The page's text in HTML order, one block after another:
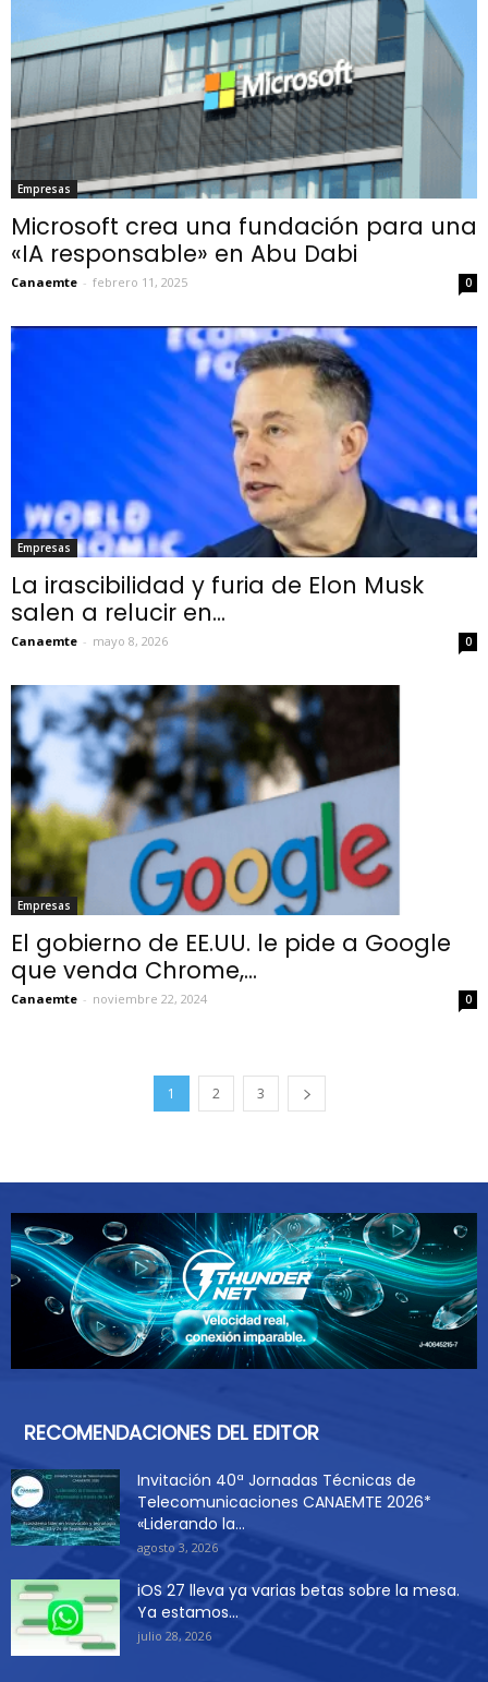
Empresas
Microsoft crea una fundación para una
«IA responsable» en Abu Dabi
Canaemte - febrero 11, 2025 0
Empresas
La irascibilidad y furia de Elon Musk
salen a relucir en...
Canaemte - mayo 8, 2026 0
Empresas
El gobierno de EE.UU. le pide a Google
que venda Chrome,...
Canaemte - noviembre 22, 2024 0
1 2 3
RECOMENDACIONES DEL EDITOR
Invitación 40ª Jornadas Técnicas de
Telecomunicaciones CANAEMTE 2026*
«Liderando la...
agosto 3, 2026
iOS 27 lleva ya varias betas sobre la mesa.
Ya estamos...
julio 28, 2026